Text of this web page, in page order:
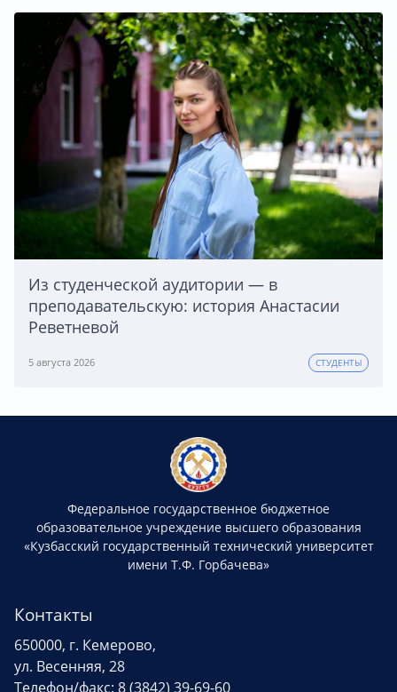
Из студенческой аудитории — в
преподавательскую: история Анастасии
Реветневой
5 августа 2026 СТУДЕНТЫ
Федеральное государственное бюджетное
образовательное учреждение высшего образования
«Кузбасский государственный технический университет
имени Т.Ф. Горбачева»
Контакты
650000, г. Кемерово,
ул. Весенняя, 28
Телефон/факс: 8 (3842) 39-69-60